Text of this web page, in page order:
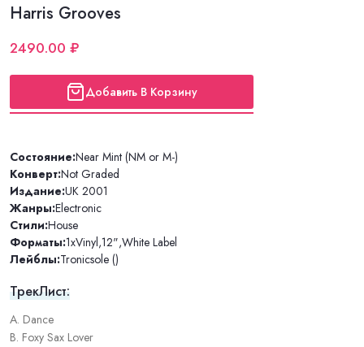
Harris Grooves
2490.00 ₽
Добавить В Корзину
Состояние:Near Mint (NM or M-)
Конверт:Not Graded
Издание:UK 2001
Жанры:Electronic
Стили:House
Форматы:1xVinyl,12",White Label
Лейблы:Tronicsole ()
ТрекЛист:
A. Dance
B. Foxy Sax Lover